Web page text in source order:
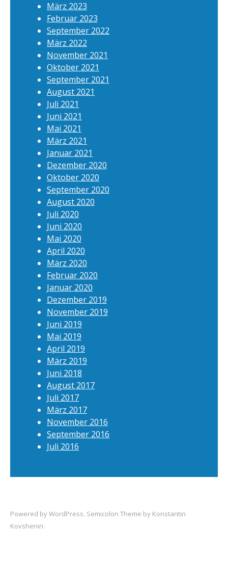
März 2023
Februar 2023
September 2022
März 2022
November 2021
Oktober 2021
September 2021
August 2021
Juli 2021
Juni 2021
Mai 2021
März 2021
Januar 2021
Dezember 2020
Oktober 2020
September 2020
August 2020
Juli 2020
Juni 2020
Mai 2020
April 2020
März 2020
Februar 2020
Januar 2020
Dezember 2019
November 2019
Juni 2019
Mai 2019
April 2019
März 2019
Juni 2018
August 2017
Juli 2017
März 2017
November 2016
September 2016
Juli 2016
Powered byWordPress. Semicolon Theme by Konstantin
Kovshenin.